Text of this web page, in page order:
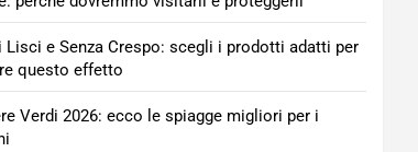
Lisci e Senza Crespo: scegli i prodotti adatti per
questo effetto
Verdi 2026: ecco le spiagge migliori per i